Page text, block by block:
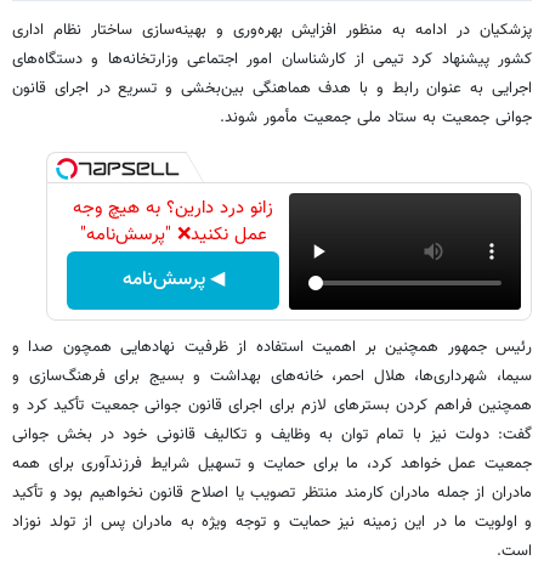
پزشکیان در ادامه به منظور افزایش بهره‌وری و بهینه‌سازی ساختار نظام اداری
کشور پیشنهاد کرد تیمی از کارشناسان امور اجتماعی وزارتخانه‌ها و دستگاه‌های
اجرایی به عنوان رابط و با هدف هماهنگی بین‌بخشی و تسریع در اجرای قانون
جوانی جمعیت به ستاد ملی جمعیت مأمور شوند.
زانو درد دارین؟ به هیچ وجه
عمل نکنید❌ "پرسش‌نامه"
◀ پرسش‌نامه
رئیس جمهور همچنین بر اهمیت استفاده از ظرفیت نهادهایی همچون صدا و
سیما، شهرداری‌ها، هلال احمر، خانه‌های بهداشت و بسیج برای فرهنگ‌سازی و
همچنین فراهم کردن بسترهای لازم برای اجرای قانون جوانی جمعیت تأکید کرد و
گفت: دولت نیز با تمام توان به وظایف و تکالیف قانونی خود در بخش جوانی
جمعیت عمل خواهد کرد، ما برای حمایت و تسهیل شرایط فرزندآوری برای همه
مادران از جمله مادران کارمند منتظر تصویب یا اصلاح قانون نخواهیم بود و تأکید
و اولویت ما در این زمینه نیز حمایت و توجه ویژه به مادران پس از تولد نوزاد
است.